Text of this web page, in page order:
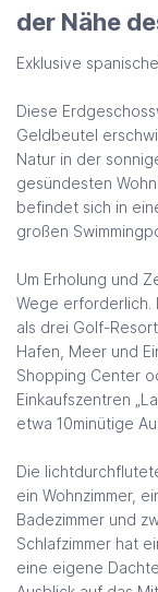
der Nähe
Exklusive
Diese
Geldbeutel
Natur in der
gesündesten
befindet sich in
großen
Um Erholung und
Wege erforderlich.
als drei Golf-
Hafen, Meer und
Shopping Center
Einkaufszentren
etwa 10minütige
Die
ein Wohnzimmer,
Badezimmer und
Schlafzimmer hat
eine eigene